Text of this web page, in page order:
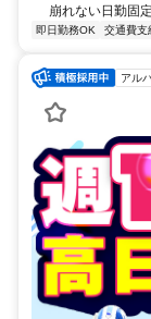
崩れない日勤固
即日勤務OK 交通費支
アル